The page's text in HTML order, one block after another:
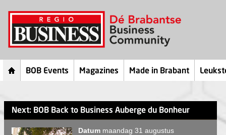
BOB Events Magazines Made in Brabant
Next: BOB Back to Business Auberge du Bonheur
Datum maandag 31 augustus